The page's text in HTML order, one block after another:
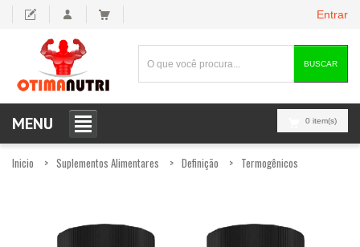
Entrar
BUSCAR
0 item(s)
MENU
Inicio Suplementos Alimentares Definição Termogênicos